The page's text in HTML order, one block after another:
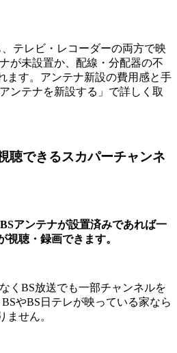
、テレビ・レコーダーの両方で映
が未設置か、配線・分配器の不
ます。アンテナ新設の費用感と手
ンテナを新設する」で詳しく取
聴できるスカパーチャンネ
アンテナが設置済みであれば一
視聴・録画できます。
くBS放送でも一部チャンネルを
やBS日テレが映っている家なら
ません。